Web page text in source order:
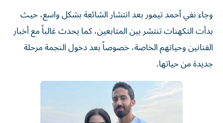
وجاء نفي أحمد تيمور بعد انتشار الشائعة بشكل واسع، حيث
بدأت التكهنات تنتشر بين المتابعين، كما يحدث غالباً مع أخبار
الفنانين وحياتهم الخاصة، خصوصاً بعد دخول النجمة مرحلة
جديدة من حياتها.